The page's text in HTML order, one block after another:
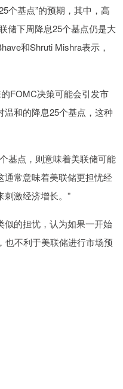
基点”的预期，其中，高
储下周降息25个基点仍是大
和Shruti Mishra表示，
FOMC决策可能会引发市
和的降息25个基点，这种
点，则意味着美联储可能
通常意味着美联储更担忧经
激经济增长。”
的担忧，认为如果一开始
也不利于美联储进行市场预